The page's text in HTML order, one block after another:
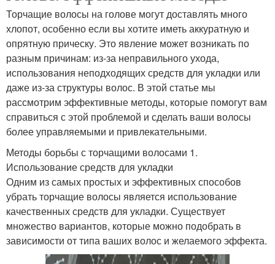
Голова от выпадения Волосы на висках
Рука по волосам Витамины для волос
Вьющиеся волосы
Торчащие волосы на голове могут доставлять много
хлопот, особенно если вы хотите иметь аккуратную и
опрятную прическу. Это явление может возникать по
разным причинам: из-за неправильного ухода,
использования неподходящих средств для укладки или
даже из-за структуры волос. В этой статье мы
рассмотрим эффективные методы, которые помогут вам
справиться с этой проблемой и сделать ваши волосы
более управляемыми и привлекательными.
Методы борьбы с торчащими волосами 1.
Использование средств для укладки
Одним из самых простых и эффективных способов
убрать торчащие волосы является использование
качественных средств для укладки. Существует
множество вариантов, которые можно подобрать в
зависимости от типа ваших волос и желаемого эффекта.